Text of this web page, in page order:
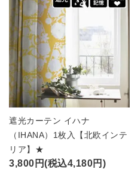
遮光カーテン イハナ
（IHANA）1枚入【北欧インテ
リア】★
3,800円(税込4,180円)